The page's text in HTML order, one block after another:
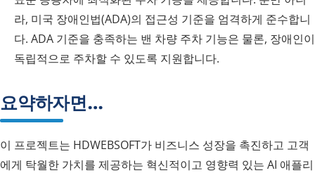
라, 미국 장애인법(ADA)의 접근성 기준을 엄격하게 준수합니
다. ADA 기준을 충족하는 밴 차량 주차 기능은 물론, 장애인이
독립적으로 주차할 수 있도록 지원합니다.
요약하자면…
이 프로젝트는 HDWEBSOFT가 비즈니스 성장을 촉진하고 고객
에게 탁월한 가치를 제공하는 혁신적이고 영향력 있는 AI 애플리